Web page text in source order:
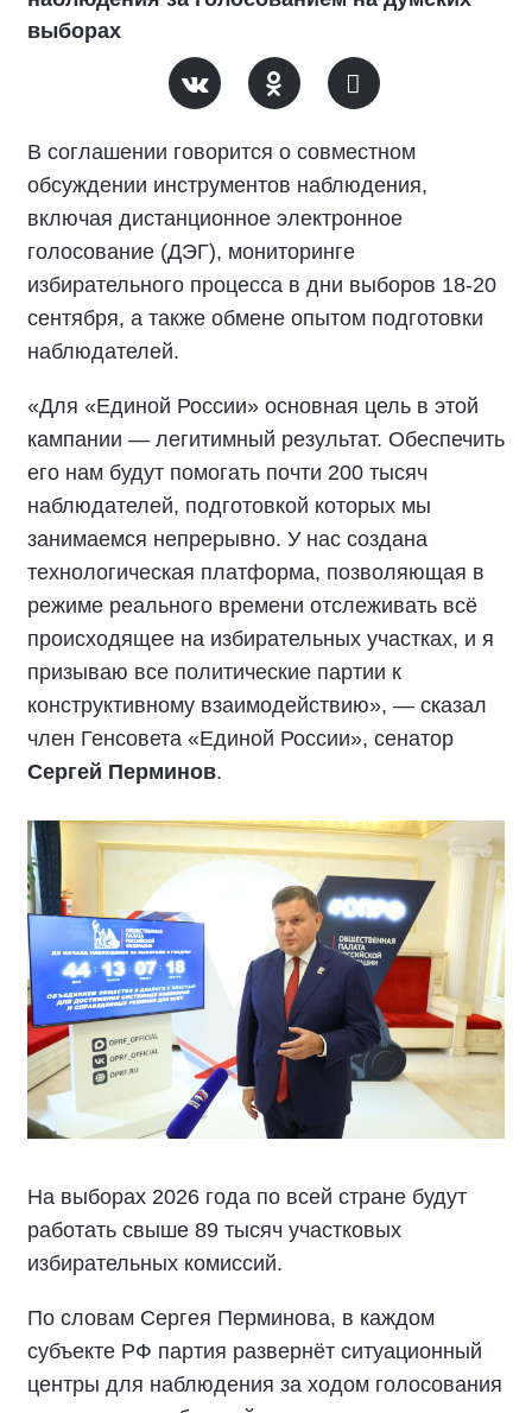
выборах
В соглашении говорится о совместном
обсуждении инструментов наблюдения,
включая дистанционное электронное
голосование (ДЭГ), мониторинге
избирательного процесса в дни выборов 18-20
сентября, а также обмене опытом подготовки
наблюдателей.
«Для «Единой России» основная цель в этой
кампании — легитимный результат. Обеспечить
его нам будут помогать почти 200 тысяч
наблюдателей, подготовкой которых мы
занимаемся непрерывно. У нас создана
технологическая платформа, позволяющая в
режиме реального времени отслеживать всё
происходящее на избирательных участках, и я
призываю все политические партии к
конструктивному взаимодействию», — сказал
член Генсовета «Единой России», сенатор
Сергей Перминов.
На выборах 2026 года по всей стране будут
работать свыше 89 тысяч участковых
избирательных комиссий.
По словам Сергея Перминова, в каждом
субъекте РФ партия развернёт ситуационный
центры для наблюдения за ходом голосования